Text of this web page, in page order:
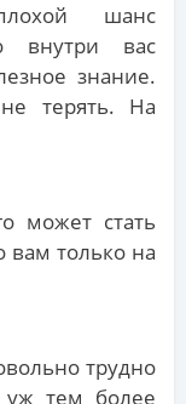
шанс
внутри вас
знание.
терять. На
может стать
вам только на
трудно
уж тем более